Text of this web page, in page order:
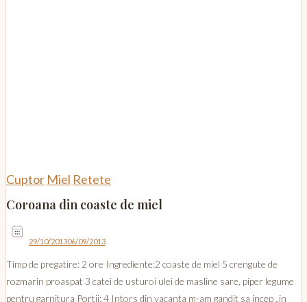
Cuptor Miel Retete
Coroana din coaste de miel
29/10/201306/09/2013
Timp de pregatire: 2 ore Ingrediente:2 coaste de miel 5 crengute de
rozmarin proaspat 3 catei de usturoi ulei de masline sare, piper legume
pentru garnitura Portii: 4 Intors din vacanta m-am gandit sa incep „in